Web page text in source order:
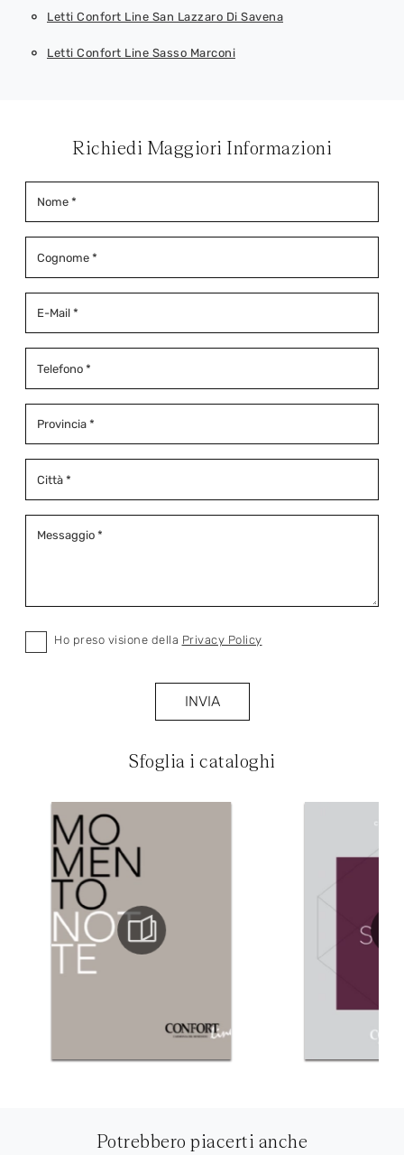
Letti Confort Line San Lazzaro Di Savena
Letti Confort Line Sasso Marconi
Sfoglia i cataloghi
Richiedi Maggiori Informazioni
Ho preso visione della Privacy Policy
INVIA
Potrebbero piacerti anche